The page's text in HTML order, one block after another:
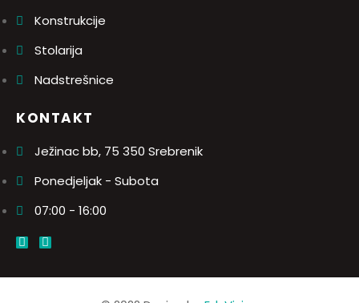
Konstrukcije
Stolarija
Nadstrešnice
KONTAKT
Ježinac bb, 75 350 Srebrenik
Ponedjeljak - Subota
07:00 - 16:00